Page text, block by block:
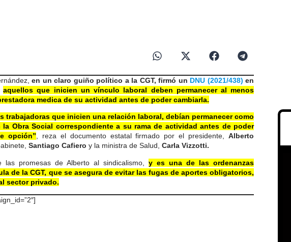
en un claro guiño político a la CGT, firmó un DNU (2021/438) en
aquellos que inicien un vínculo laboral deben permanecer al menos
medica de su actividad antes de poder cambiarla.
trabajadoras que inicien una relación laboral, debían permanecer como
la Obra Social correspondiente a su rama de actividad antes de poder
opción”, reza el documento estatal firmado por el presidente,Alberto
Santiago Cafiero y la ministra de Salud, Carla Vizzotti.
las promesas de Alberto al sindicalismo,y es una de las ordenanzas
de la CGT, que se asegura de evitar las fugas de aportes obligatorios,
sector privado.